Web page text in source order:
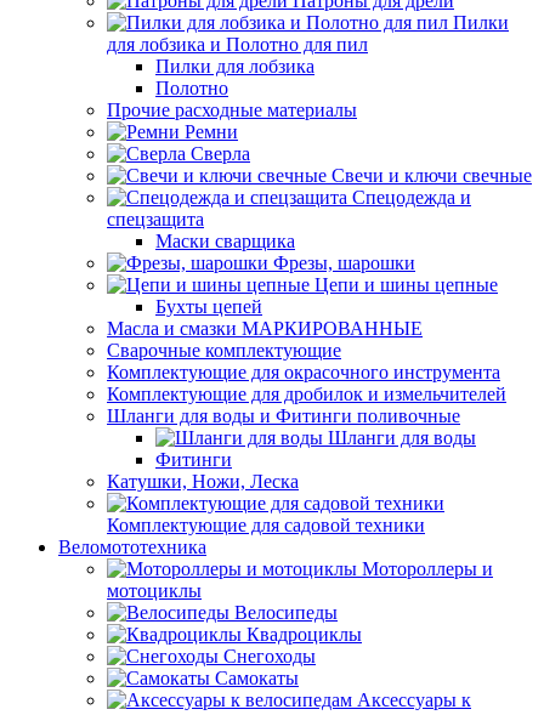
Пилки
для лобзика и Полотно для пил
Пилки для лобзика
Полотно
Прочие расходные материалы
Ремни
Сверла
Свечи и ключи свечные
Спецодежда и
спецзащита
Маски сварщика
Фрезы, шарошки
Цепи и шины цепные
Бухты цепей
Масла и смазки МАРКИРОВАННЫЕ
Сварочные комплектующие
Комплектующие для окрасочного инструмента
Комплектующие для дробилок и измельчителей
Шланги для воды и Фитинги поливочные
Шланги для воды
Фитинги
Катушки, Ножи, Леска
Комплектующие для садовой техники
Веломототехника
Мотороллеры и
мотоциклы
Велосипеды
Квадроциклы
Снегоходы
Самокаты
Аксессуары к